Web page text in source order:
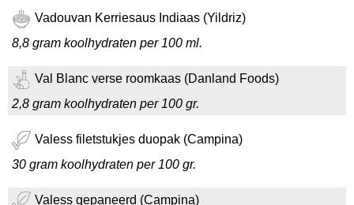
Vadouvan Kerriesaus Indiaas (Yildriz)
8,8 gram koolhydraten per 100 ml.
Val Blanc verse roomkaas (Danland Foods)
2,8 gram koolhydraten per 100 gr.
Valess filetstukjes duopak (Campina)
30 gram koolhydraten per 100 gr.
Valess gepaneerd (Campina)